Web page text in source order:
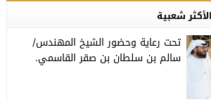
الأكثر شعبية
تحت رعاية وحضور الشيخ المهندس/
سالم بن سلطان بن صقر القاسمي.